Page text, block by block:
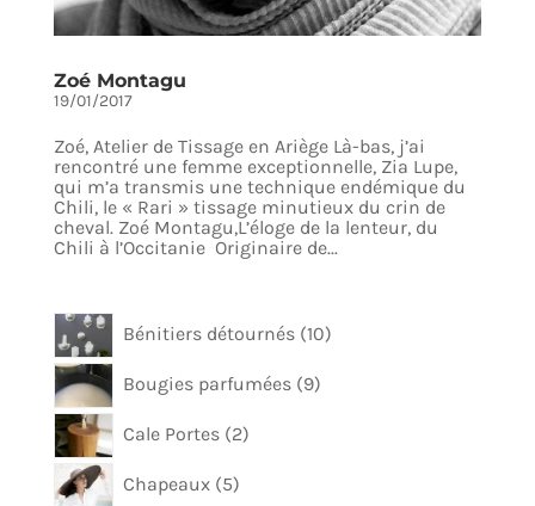
Zoé Montagu
19/01/2017
Zoé, Atelier de Tissage en Ariège Là-bas, j’ai
rencontré une femme exceptionnelle, Zia Lupe,
qui m’a transmis une technique endémique du
Chili, le « Rari » tissage minutieux du crin de
cheval. Zoé Montagu,L’éloge de la lenteur, du
Chili à l’Occitanie Originaire de...
Bénitiers détournés 10
10
produits
Bougies parfumées 9
9
produits
Cale Portes 2
2
produits
Chapeaux 5
5
produits